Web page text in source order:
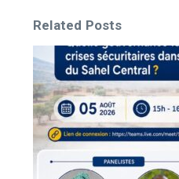
Related Posts